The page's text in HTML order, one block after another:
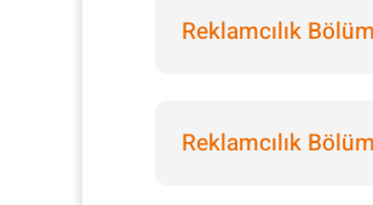
Reklamcılık
Reklamcılık